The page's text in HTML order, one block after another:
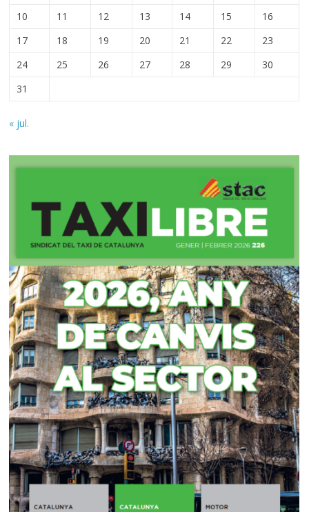
10
11 12 13 14 15
16
17
18 19 20 21 22
23
24
25 26 27 28 29
30
31
« jul.